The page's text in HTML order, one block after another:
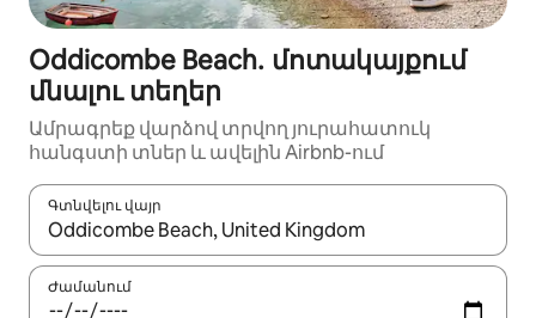
Oddicombe Beach․ մոտակայքում
մնալու տեղեր
Ամրագրեք վարձով տրվող յուրահատուկ
հանգստի տներ և ավելին Airbnb-ում
Գտնվելու վայր
Երբ արդյունքները հասանելի լինեն, սլաքների
Ժամանում